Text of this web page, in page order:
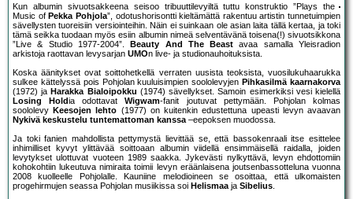
Kun albumin sivuotsakkeena seisoo tribuuttilevyiltä tuttu konstruktio ”Plays the
Music of Pekka Pohjola”, odotushorisontti kieltämättä rakentuu artistin tunnetuimpien
sävellysten tuoreisiin versiointeihin. Näin ei suinkaan ole asian laita tällä kertaa, ja toki
tämä seikka tuodaan myös esiin albumin nimeä selventävänä toisena(!) sivuotsikkona
”Live & Studio 1977-2004”.
Beauty And The Beast avaa samalla Yleisradion
arkistoja raottavan levysarjan UMOn live- ja studionauhoituksista.
Koska äänitykset ovat soittohetkellä verraten uusista teoksista, vuosilukuhaarukka
sulkee kättelyssä pois Pohjolan kuuluisimpien soololevyjen Pihkasilmä kaarnakorva
(1972) ja Harakka Bialoipokku (1974) sävellykset. Samoin esimerkiksi vesi kielellä
Losing Holdia odottavatWigwam-fanit joutuvat pettymään. Pohjolan kolmas
soololevy Keesojen lehto (1977) on kuitenkin edustettuna upeasti levyn avaavan
Nykivä keskustelu tuntemattoman kanssa–eepoksen muodossa.
Ja toki fanien mahdollista pettymystä lievittää se, että bassokenraali itse esittelee
inhimilliset kyvyt ylittävää soittoaan albumin viidellä ensimmäisellä raidalla, joiden
levytykset ulottuvat vuoteen 1989 saakka. Jykevästi nylkyttävä, levyn ehdottomiin
kohokohtiin lukeutuva nimiraita toimii levyn eräänlaisena joutsenbassotteluna vuonna
2008 kuolleelle Pohjolalle. Kauniine melodioineen se osoittaa, että ulkomaisten
progehirmujen seassa Pohjolan musiikissa soi Helismaaja Sibelius.